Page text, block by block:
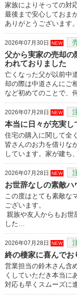
家族によりそっての対
最後まで安心しておま
ありがとうございます。
2026年07月30日 NEW
父から実家の売却の
われておりました
亡くなった父が以前中
却の際は中道さんにご
など初めてのことで、
2026年07月28日 NEW
本当に日々が充実し
住宅の購入に関して全
皆さんのお力を借りな
しています。家が建ち
2026年07月28日 NEW
お世辞なしの素敵
この度はとても素敵な
ございます。
親族や友人からもお世
した…
2026年07月28日 NEW
終の棲家に喜んでお
営業担当の鈴木さん含
くしていただき本当に
対応も早くスムーズに